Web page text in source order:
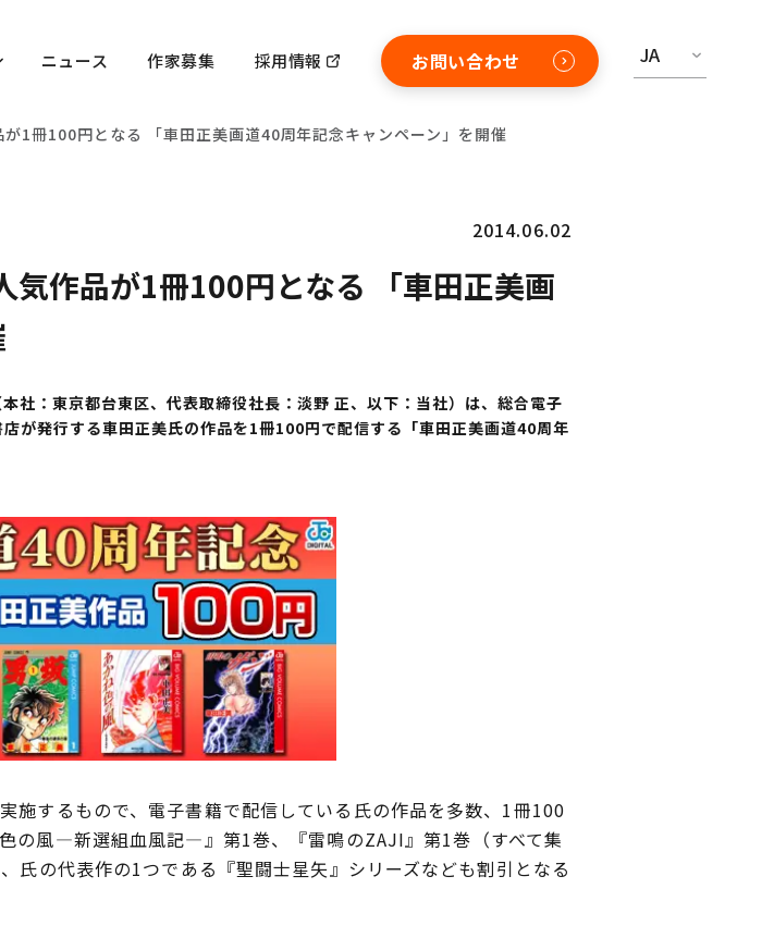
ニュース 作家募集 採用情報 お問い合わせ JA
1冊100円となる 「車田正美画道40周年記念キャンペーン」を開催
2014.06.02
作品が1冊100円となる 「車田正美画
：東京都台東区、代表取締役社長：淡野 正、以下：当社）は、総合電子
が発行する車田正美氏の作品を1冊100円で配信する「車田正美画道40周年
するもので、電子書籍で配信している氏の作品を多数、1冊100
の風―新選組血風記―』第1巻、『雷鳴のZAJI』第1巻（すべて集
氏の代表作の1つである『聖闘士星矢』シリーズなども割引となる